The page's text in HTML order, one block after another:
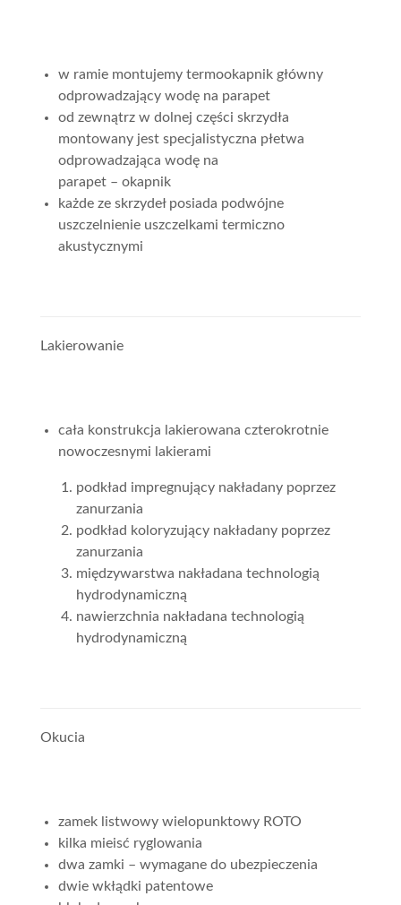
w ramie montujemy termookapnik główny
odprowadzający wodę na parapet
od zewnątrz w dolnej części skrzydła
montowany jest specjalistyczna płetwa
odprowadzająca wodę na
parapet – okapnik
każde ze skrzydeł posiada podwójne
uszczelnienie uszczelkami termiczno
akustycznymi
Lakierowanie
cała konstrukcja lakierowana czterokrotnie
nowoczesnymi lakierami
podkład impregnujący nakładany poprzez
zanurzania
podkład koloryzujący nakładany poprzez
zanurzania
międzywarstwa nakładana technologią
hydrodynamiczną
nawierzchnia nakładana technologią
hydrodynamiczną
Okucia
zamek listwowy wielopunktowy ROTO
kilka mieisć ryglowania
dwa zamki – wymagane do ubezpieczenia
dwie wkłądki patentowe